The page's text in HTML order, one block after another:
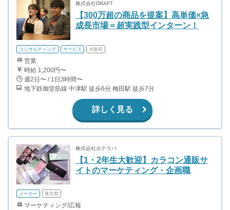
株式会社DRAFT
【300万超の商品を提案】高単価×急
成長市場＝超実践型インターン！
コンサルティング サービス 大阪府
営業
時給 1,200円〜
週2日〜 / 1日3時間〜
地下鉄御堂筋線 中津駅 徒歩6分 梅田駅 徒歩7分
詳しく見る
株式会社ホテラバ
【1・2年生大歓迎】カラコン通販サ
イトのマーケティング・企画職
メーカー 東京都
マーケティング/広報